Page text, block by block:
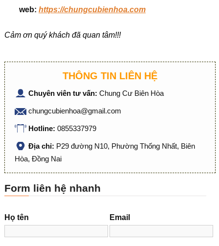
web: https://chungcubienhoa.com
Cảm ơn quý khách đã quan tâm!!!
THÔNG TIN LIÊN HỆ
Chuyên viên tư vấn: Chung Cư Biên Hòa
chungcubienhoa@gmail.com
Hotline: 0855337979
Địa chỉ: P29 đường N10, Phường Thống Nhất, Biên
Hòa, Đồng Nai
Form liên hệ nhanh
Họ tên Email